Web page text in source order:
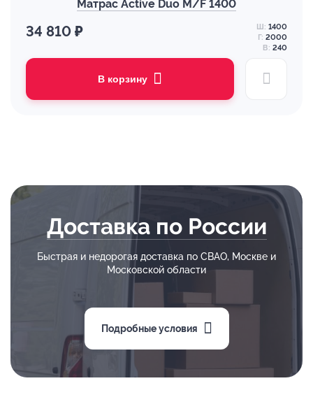
Матрас Active Duo M/F 1400
34 810 ₽ Ш: 1400
Г: 2000
В: 240
В корзину
Доставка по России
Быстрая и недорогая доставка по СВАО, Москве и
Московской области
Подробные условия